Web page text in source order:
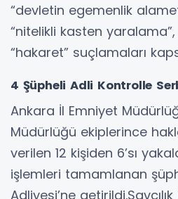
“devletin egemenlik
“nitelikli kasten
“hakaret” suçlamaları
4 Şüpheli Adli Kontrolle
Ankara İl Emniyet
Müdürlüğü ekiplerince
verilen 12 kişiden 6’sı
işlemleri tamamlanan
Adliyesi’ne